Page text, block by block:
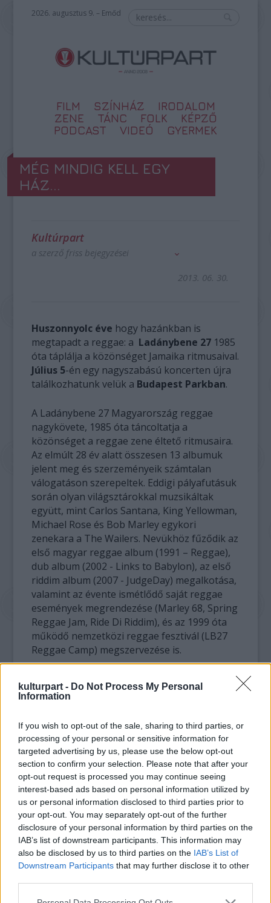
kulturpart - Do Not Process My Personal
Information
If you wish to opt-out of the sale, sharing to third parties, or
processing of your personal or sensitive information for
targeted advertising by us, please use the below opt-out
section to confirm your selection. Please note that after your
opt-out request is processed you may continue seeing
interest-based ads based on personal information utilized by
us or personal information disclosed to third parties prior to
your opt-out. You may separately opt-out of the further
disclosure of your personal information by third parties on the
IAB’s list of downstream participants. This information may
also be disclosed by us to third parties on the IAB’s List of
Downstream Participants that may further disclose it to other
Please note that this website/app uses one or more Google
2026. augusztus 9. – Emőd
FILM SZÍNHÁZ
IRODALOM
ZENE
TÁNC FOLK
KÉPZŐ
PODCAST
VIDEÓ GYERMEK
MÉG MINDIG KELL EGY
HÁZ...
Kultúrpart
a szerző friss bejegyzései
2013. 06. 30.
Huszonnyolc éve hogy hazánkban is
megtapadt a reggae: a Ladánybene 27 1985
óta táplálja a közönséget Jamaika ritmusaival.
Július 5-én egy nagyszabású koncerten újra
találkozhatunk velük a Budapest Parkban.
A Ladánybene 27 Magyarország reggae
nagykövete, 1985 óta táncoltatja a
közönséget a reggae zene éltető ritmusaira.
Az elmúlt 28 év alatt összesen 13 albumuk
jelent meg és szerzeményeik számtalan
válogatáson szerepeltek. Eddigi pályafutásuk
során olyan világsztárokkal muzsikáltak
együtt, mint Carlos Santana, King Yellowman,
Michael Rose és Bob Marley egykori
zenekara a The Wailers. Nevükhöz fűződik az
első magyar reggae album (1991 – Reggae),
dub album (2002 - Links to Babylon), az első
riddim album (2007 - JudgeDay) megalkotása,
valamint az évente ismétlődő saját reggae
események megrendezése (Marley 68, Spring
Reggae Jam, Ride Di Riddim), és az 1999 óta
működő nemzetközi reggae fesztivál (LB27
Reggae Camp) megszervezése is.
Jamaikai utazásaik hatalmas hatást
gyakoroltak zenei és szövegvilágukra.
Nemcsak a reggae zene teljes spektrumának
bemutatása a céljuk, hanem a jamaicai
gyökerekből táplálkozó, saját, energikus
előadásmódú, modern roots reggae-ben
történő elmélyülés.
Egy LB27 buli nemcsak egy koncert, hanem